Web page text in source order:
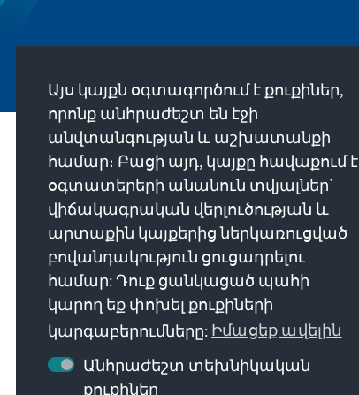
Մեր առաքելությունը
Die Konrad-Adenauer-Stiftung setzt sich
national und international durch
Bildung für Frieden, Freiheit und
Gerechtigkeit ein. Wir fördern und
freiheitliche Demokratie, die Soziale
Marktwirtschaft und die Entwicklung und
Festigung des Wertekonsenses.
Այս կայքն օգտագործում է քուքիներ,
որոնք անհրաժեշտ են էջի
անվտանգության և աշխատանքի
համար։ Բացի այդ, կայքը հավաքում է
օգտատերերի անանուն տվյալներ՝
վիճակագրական վերլուծության և
արտաքին կայքերից ներկառուցված
բովանդակություն ցուցադրելու
համար: Դուք ցանկացած պահի
կարող եք փոխել քուքիների
կարգաբերումները: Իմացեք ավելին
Անհրաժեշտ տեխնիկական
քուքիներ